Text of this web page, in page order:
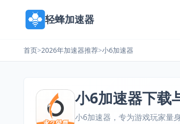
轻蜂加速器
首页>2026年加速器推荐>小6加速器
小6加速器下载
小6加速器，专为游戏玩家量